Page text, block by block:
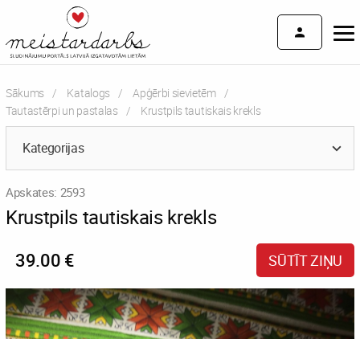
Sākums Katalogs
Apģērbi sievietēm
Tautastērpi un pastalas
Current:
Krustpils tautiskais krekls
Kategorijas
Apskates: 2593
Krustpils tautiskais krekls
39.00 € SŪTĪT ZIŅU